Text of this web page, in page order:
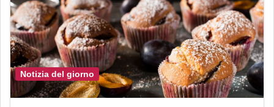
Notizia del giorno